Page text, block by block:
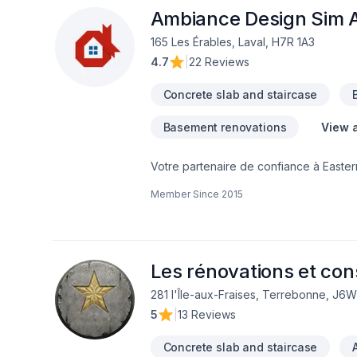
Ambiance Design Sim
165 Les Érables, Laval, H7R 1A3
4.7
22 Reviews
Concrete slab and staircase
Basement renovations View
Votre partenaire de confiance à
Excavation intérieur, Fissures,
Member Since 2015
Les rénovations et
281 l'Île-aux-Fraises, Terrebonne,
5
13 Reviews
Concrete slab and staircase